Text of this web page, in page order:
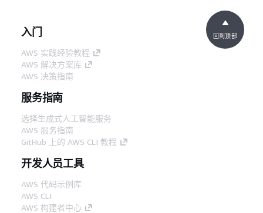
入门
AWS 实践经验教程
AWS 解决方案库
AWS 决策指南
服务指南
选择生成式人工智能服务
AWS 服务指南
GitHub 上的 AWS CLI 教程
开发人员工具
AWS 代码示例库
AWS CLI
AWS 构建者中心
回到顶部